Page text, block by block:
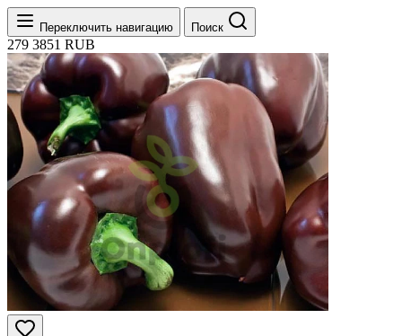
Переключить навигацию Поиск
279 3851 RUB